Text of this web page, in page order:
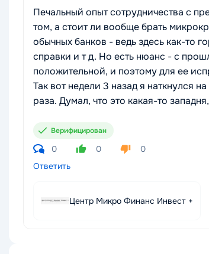
Печальный опыт сотрудничества с
том, а стоит ли вообще брать
обычных банков - ведь здесь как-то
справки и т д. Но есть нюанс - с
положительной, и поэтому для ее
Так вот недели 3 назад я наткнулся
раза. Думал, что это какая-то
Верифицирован
0 0
0
Ответить
Центр Микро Финанс Инвест +